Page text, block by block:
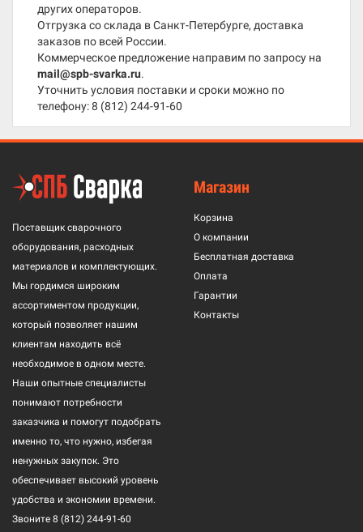
других операторов.
Отгрузка со склада в Санкт-Петербурге, доставка
заказов по всей России.
Коммерческое предложение направим по запросу на
mail@spb-svarka.ru.
Уточнить условия поставки и сроки можно по
телефону:8 (812) 244-91-60
Поставщик сварочного
оборудования, расходных
материалов и комплектующих.
Мы гордимся широким
ассортиментом продукции,
который позволяет нашим
клиентам находить всё
необходимое в одном месте.
Наши опытные специалисты
понимают потребности
заказчика и помогут подобрать
именно то, что нужно, избегая
ненужных закупок. Это
обеспечивает высокий уровень
удобства и экономии времени.
Звоните 8 (812) 244-91-60
Магазин
Корзина
О компании
Бесплатная доставка
Оплата
Гарантии
Контакты